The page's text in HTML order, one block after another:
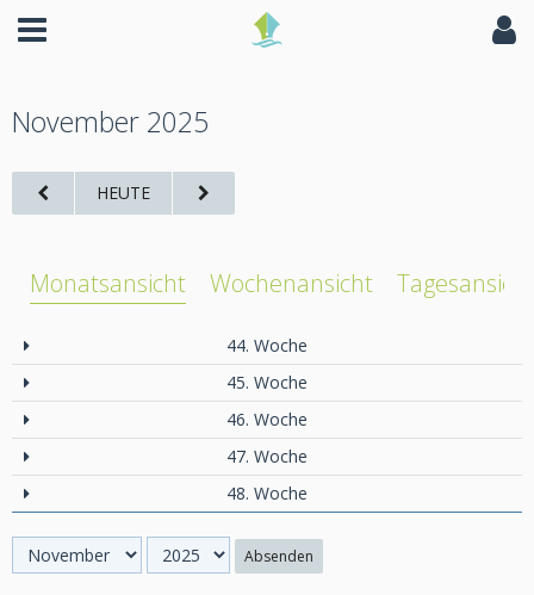
November 2025
HEUTE
Monatsansicht Wochenansicht Tagesansicht
44. Woche
45. Woche
46. Woche
47. Woche
48. Woche
Absenden